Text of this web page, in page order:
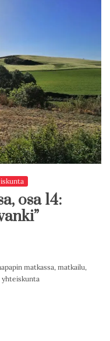
osa 14:
matkassa, matkailu,
yhteiskunta